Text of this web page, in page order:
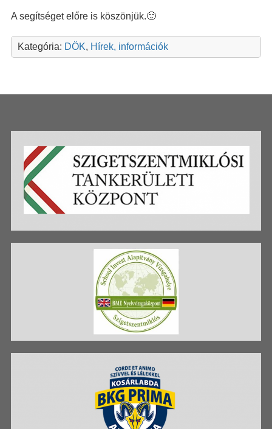
A segítséget előre is köszönjük.🙂
Kategória: DÖK, Hírek, információk